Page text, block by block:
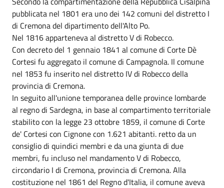
pubblicata nel 1801 era uno dei 142 comuni del distretto I
di Cremona del dipartimento dell'Alto Po.
Nel 1816 apparteneva al distretto V di Robecco.
Con decreto del 1 gennaio 1841 al comune di Corte Dè
Cortesi fu aggregato il comune di Campagnola. Il comune
nel 1853 fu inserito nel distretto IV di Robecco della
provincia di Cremona.
In seguito all'unione temporanea delle province lombarde
al regno di Sardegna, in base al compartimento territoriale
stabilito con la legge 23 ottobre 1859, il comune di Corte
de' Cortesi con Cignone con 1.621 abitanti. retto da un
consiglio di quindici membri e da una giunta di due
membri, fu incluso nel mandamento V di Robecco,
circondario I di Cremona, provincia di Cremona. Alla
costituzione nel 1861 del Regno d'Italia, il comune aveva